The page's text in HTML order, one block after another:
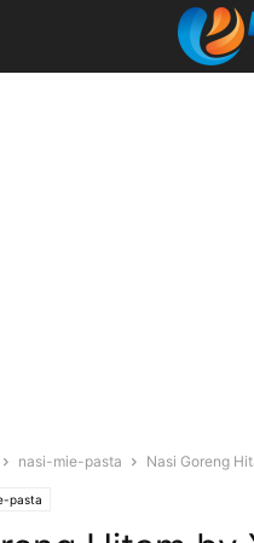
nasi-mie-pasta Nasi Goreng
pasta